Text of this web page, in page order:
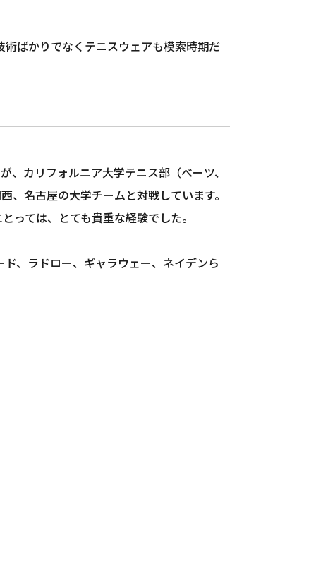
ばかりでなくテニスウェアも模索時期だ
カリフォルニア大学テニス部（べーツ、
、名古屋の大学チームと対戦しています。
っては、とても貴重な経験でした。
、ラドロー、ギャラウェー、ネイデンら